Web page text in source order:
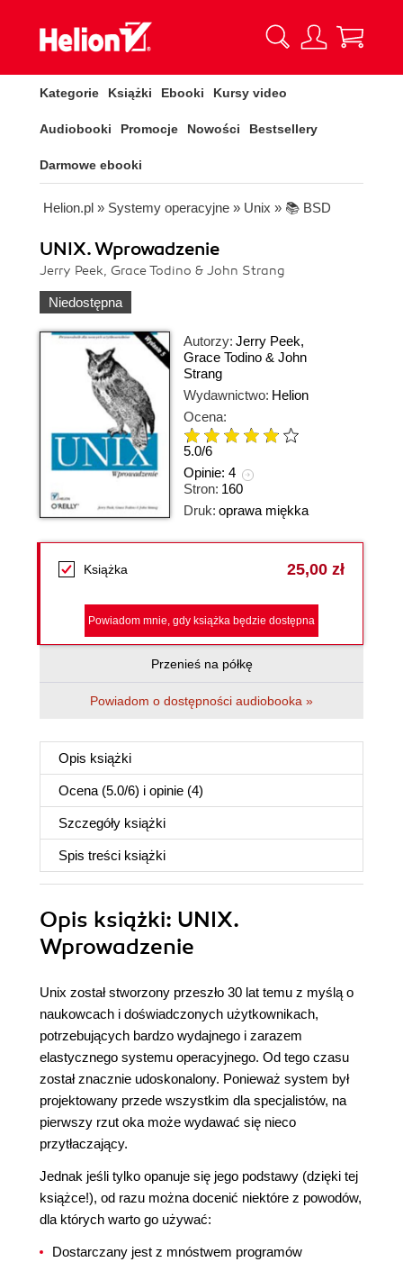
Kategorie Książki Ebooki Kursy video
Audiobooki Promocje Nowości Bestsellery
Darmowe ebooki
Helion.pl » Systemy operacyjne » Unix » 📚 BSD
UNIX. Wprowadzenie
Jerry Peek, Grace Todino & John Strang
Niedostępna
Autorzy: Jerry Peek,
Grace Todino & John
Strang
Wydawnictwo: Helion
Ocena:
5.0/6
Opinie: 4
Stron: 160
Druk: oprawa miękka
Książka 25,00 zł
Powiadom mnie, gdy książka będzie dostępna
Przenieś na półkę
Powiadom o dostępności audiobooka »
Opis książki
Ocena (5.0/6) i opinie (4)
Szczegóły książki
Spis treści książki
Opis książki: UNIX.
Wprowadzenie
Unix został stworzony przeszło 30 lat temu z myślą o
naukowcach i doświadczonych użytkownikach,
potrzebujących bardzo wydajnego i zarazem
elastycznego systemu operacyjnego. Od tego czasu
został znacznie udoskonalony. Ponieważ system był
projektowany przede wszystkim dla specjalistów, na
pierwszy rzut oka może wydawać się nieco
przytłaczający.
Jednak jeśli tylko opanuje się jego podstawy (dzięki tej
książce!), od razu można docenić niektóre z powodów,
dla których warto go używać:
Dostarczany jest z mnóstwem programów